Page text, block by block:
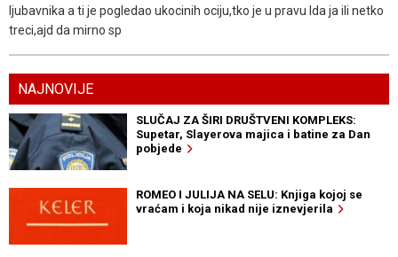
ljubavnika a ti je pogledao ukocinih ociju,tko je u pravu Ida ja ili netko
treci,ajd da mirno sp
NAJNOVIJE
SLUČAJ ZA ŠIRI DRUŠTVENI KOMPLEKS:
Supetar, Slayerova majica i batine za Dan
pobjede
ROMEO I JULIJA NA SELU: Knjiga kojoj se
vraćam i koja nikad nije iznevjerila